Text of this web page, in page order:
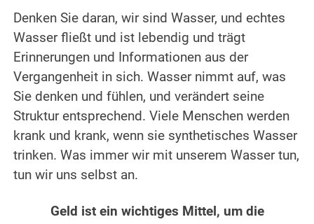
Denken Sie daran, wir sind Wasser, und echtes
Wasser fließt und ist lebendig und trägt
Erinnerungen und Informationen aus der
Vergangenheit in sich. Wasser nimmt auf, was
Sie denken und fühlen, und verändert seine
Struktur entsprechend. Viele Menschen werden
krank und krank, wenn sie synthetisches Wasser
trinken. Was immer wir mit unserem Wasser tun,
tun wir uns selbst an.
Geld ist ein wichtiges Mittel, um die